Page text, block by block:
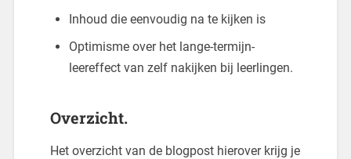
Inhoud die eenvoudig na te kijken is
Optimisme over het lange-termijn-
leereffect van zelf nakijken bij leerlingen.
Overzicht.
Het overzicht van de blogpost hierover krijg je